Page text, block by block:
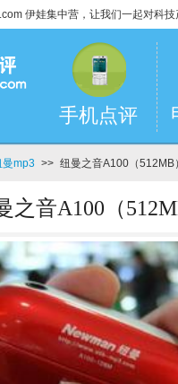
伊娃集中营，让我们一起对科技
手机点评
曼mp3 >> 纽曼之音A100（512MB
之音A100（